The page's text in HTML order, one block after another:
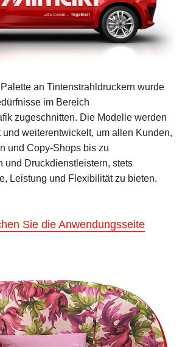
an Tintenstrahldruckern wurde
im Bereich
zugeschnitten. Die Modelle werden
weiterentwickelt, um allen Kunden,
und Copy-Shops bis zu
und Druckdienstleistern, stets
Leistung und Flexibilität zu bieten.
Sie die Anwendungsseite